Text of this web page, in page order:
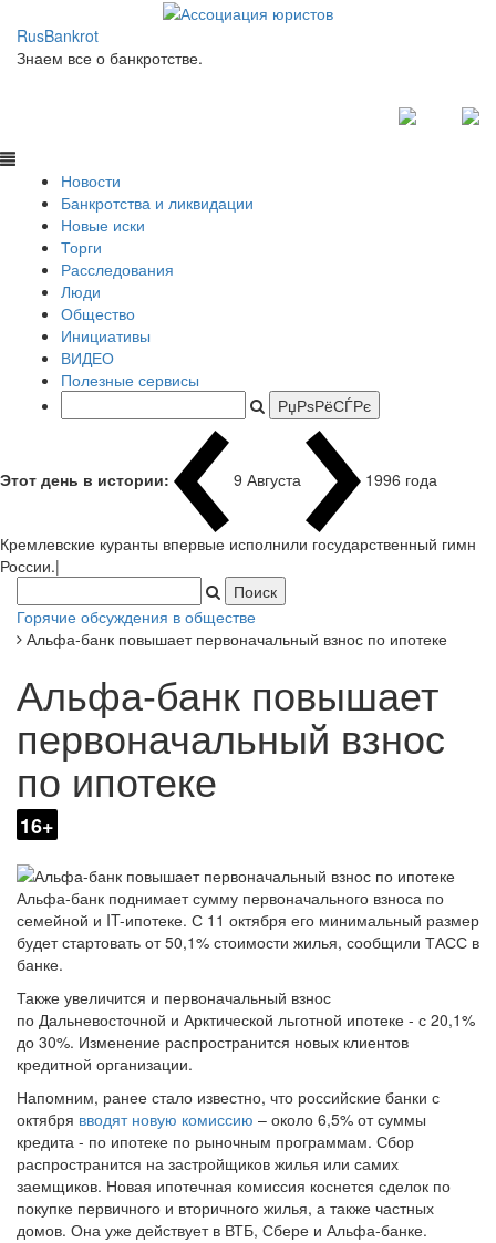
RusBankrot
Знаем все о банкротстве.
Новости
Банкротства и ликвидации
Новые иски
Торги
Расследования
Люди
Общество
Инициативы
ВИДЕО
Полезные сервисы
Этот день в истории: 9 Августа 1996 года
Кремлевские куранты впервые исполнили государственный гимн
России.|
Горячие обсуждения в обществе
Альфа-банк повышает первоначальный взнос по ипотеке
Альфа-банк повышает
первоначальный взнос
по ипотеке
16+
Альфа-банк поднимает сумму первоначального взноса по
семейной и IT-ипотеке. С 11 октября его минимальный размер
будет стартовать от 50,1% стоимости жилья, сообщили ТАСС в
банке.
Также увеличится и первоначальный взнос
по Дальневосточной и Арктической льготной ипотеке - с 20,1%
до 30%. Изменение распространится новых клиентов
кредитной организации.
Напомним, ранее стало известно, что российские банки с
октября вводят новую комиссию – около 6,5% от суммы
кредита - по ипотеке по рыночным программам. Сбор
распространится на застройщиков жилья или самих
заемщиков. Новая ипотечная комиссия коснется сделок по
покупке первичного и вторичного жилья, а также частных
домов. Она уже действует в ВТБ, Сбере и Альфа-банке.